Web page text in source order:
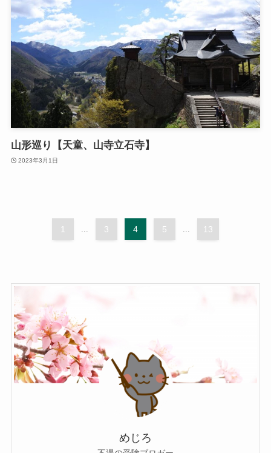
山形巡り【天童、山寺立石寺】
2023年3月1日
1 ... 3 4 5 ... 13
めじろ